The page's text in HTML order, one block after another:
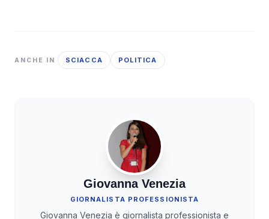
ANCHE IN SCIACCA POLITICA
Giovanna Venezia
GIORNALISTA PROFESSIONISTA
Giovanna Venezia è giornalista professionista e